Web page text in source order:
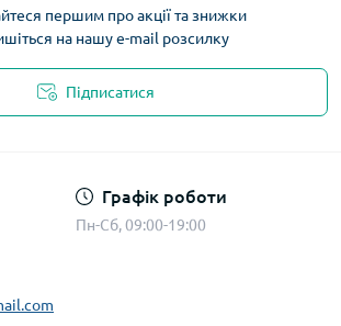
першим про акції та знижки
на нашу e-mail розсилку
Підписатися
Графік роботи
Пн-Сб, 09:00-19:00